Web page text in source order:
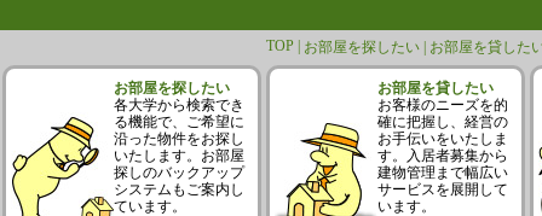
TOP | お部屋を探したい | お部屋を貸した
お部屋を探したい
各大学から検索でき
る機能で、ご希望に
沿った物件をお探し
いたします。お部屋
探しのバックアップ
システムもご案内し
ています。
お部屋を貸したい
お客様のニーズを的
確に把握し、経営の
お手伝いをいたしま
す。入居者募集から
建物管理まで幅広い
サービスを展開して
います。